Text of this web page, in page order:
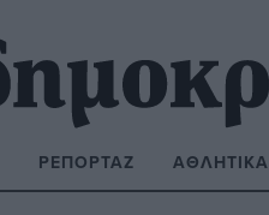
ΡΕΠΟΡΤΆΖ ΑΘΛΗΤΙΚΆ